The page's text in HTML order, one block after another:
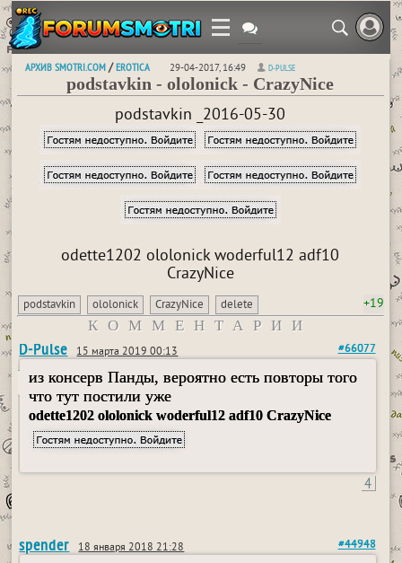
АРХИВ SMOTRI.COM /EROTICA 29-04-2017, 16:49 D-PULSE
podstavkin - ololonick - СrazyNice
podstavkin _2016-05-30
odette1202 ololonick woderful12 adf10
СrazyNice
podstavkin ololonick СrazyNice delete +19
КОММЕНТАРИИ
D-Pulse 15 марта 2019 00:13 #66077
из консерв Панды, вероятно есть повторы того
что тут постили уже
odette1202 ololonick woderful12 adf10 СrazyNice
4
spender 18 января 2018 21:28 #44948